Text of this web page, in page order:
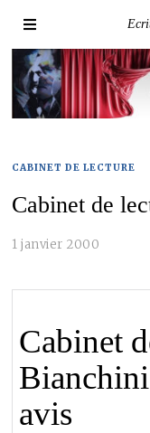
CABINET DE LECTURE
Cabinet de
1 janvier 2000
Cabinet
avis